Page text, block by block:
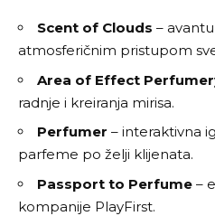
Scent of Clouds –
atmosferičnim pristupom
Area of Effect
radnje i kreiranja mirisa.
Perfumer – interaktivna
parfeme po želji klijenata.
Passport to Perfume –
kompanije PlayFirst.